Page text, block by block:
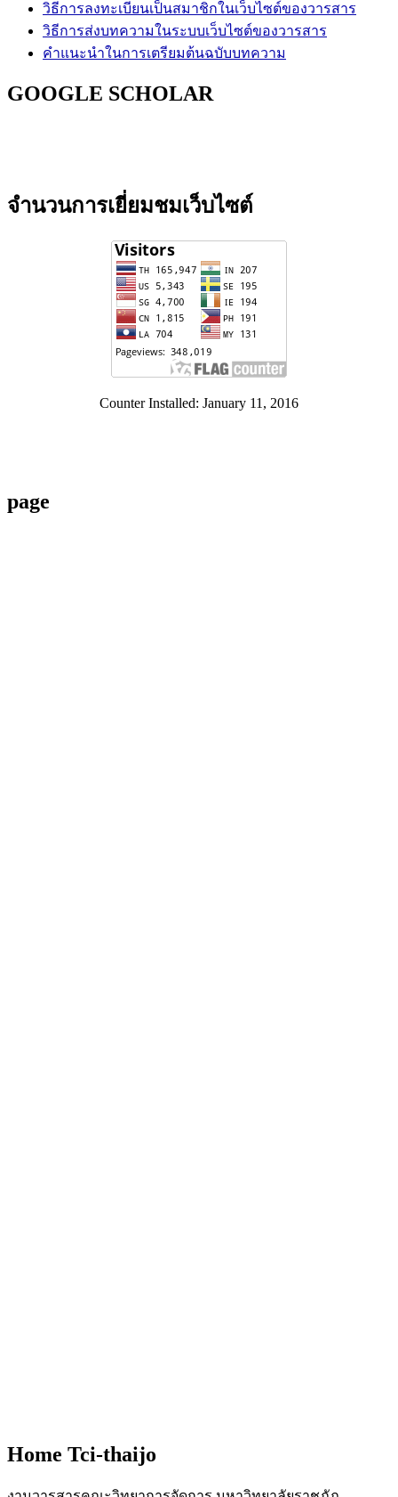
วิธีการลงทะเบียนเป็นสมาชิกในเว็บไซต์ของวารสาร
วิธีการส่งบทความในระบบเว็บไซต์ของวารสาร
คำแนะนำในการเตรียมต้นฉบับบทความ
GOOGLE SCHOLAR
จำนวนการเยี่ยมชมเว็บไซต์
Counter Installed: January 11, 2016
page
Home Tci-thaijo